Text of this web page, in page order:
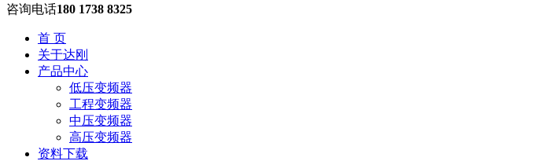
咨询电话180 1738 8325
首 页
关于达刚
产品中心
低压变频器
工程变频器
中压变频器
高压变频器
资料下载